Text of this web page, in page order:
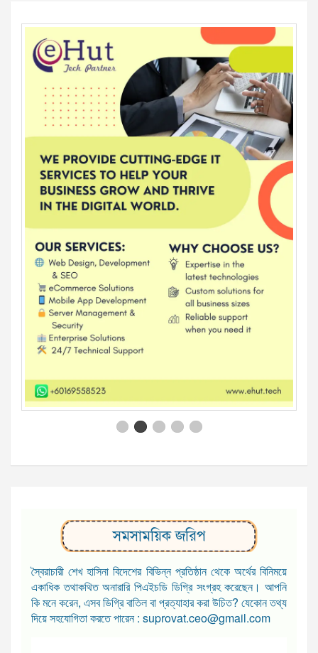
সমসাময়িক জরিপ
স্বৈরাচারী শেখ হাসিনা বিদেশের বিভিন্ন প্রতিষ্ঠান থেকে অর্থের বিনিময়ে
একাধিক তথাকথিত অনারারি পিএইচডি ডিগ্রি সংগ্রহ করেছেন। আপনি
কি মনে করেন, এসব ডিগ্রি বাতিল বা প্রত্যাহার করা উচিত? যেকোন তথ্য
দিয়ে সহযোগিতা করতে পারেন : suprovat.ceo@gmail.com